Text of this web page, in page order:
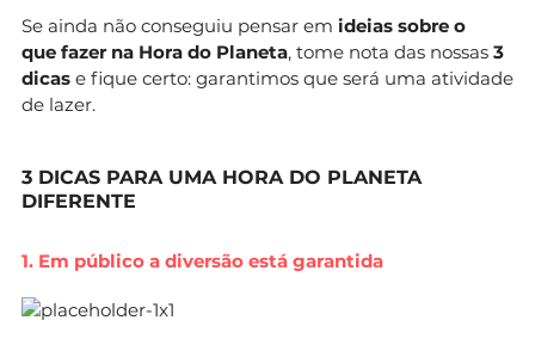
Se ainda não conseguiu pensar em ideias sobre o
que fazer na Hora do Planeta, tome nota das nossas 3
dicas e fique certo: garantimos que será uma atividade
de lazer.
3 DICAS PARA UMA HORA DO PLANETA
DIFERENTE
1. Em público a diversão está garantida